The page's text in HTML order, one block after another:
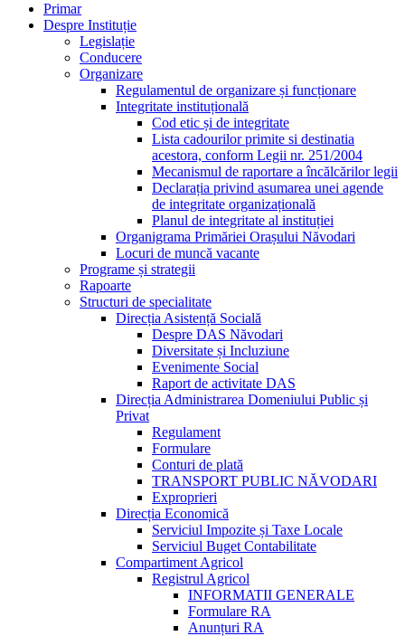
Primar
Despre Instituție
Legislație
Conducere
Organizare
Regulamentul de organizare și funcționare
Integritate instituțională
Cod etic și de integritate
Lista cadourilor primite si destinatia
acestora, conform Legii nr. 251/2004
Mecanismul de raportare a încălcărilor legii
Declarația privind asumarea unei agende
de integritate organizațională
Planul de integritate al instituției
Organigrama Primăriei Orașului Năvodari
Locuri de muncă vacante
Programe și strategii
Rapoarte
Structuri de specialitate
Direcția Asistență Socială
Despre DAS Năvodari
Diversitate și Incluziune
Evenimente Social
Raport de activitate DAS
Direcția Administrarea Domeniului Public și
Privat
Regulament
Formulare
Conturi de plată
TRANSPORT PUBLIC NĂVODARI
Exproprieri
Direcția Economică
Serviciul Impozite și Taxe Locale
Serviciul Buget Contabilitate
Compartiment Agricol
Registrul Agricol
INFORMATII GENERALE
Formulare RA
Anunțuri RA